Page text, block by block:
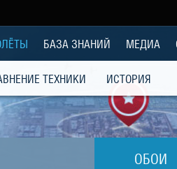
БАЗА ЗНАНИЙ МЕДИА
ТЕХНИКИ ИСТОРИЯ
ОБОИ